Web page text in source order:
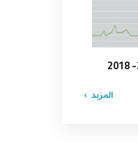
المزيد